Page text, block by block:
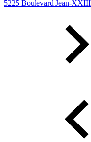
5225 Boulevard Jean-XXIII